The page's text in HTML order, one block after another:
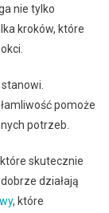
nie tylko
kroków, które
pomoże
potrzeb.
skutecznie
działają
, które